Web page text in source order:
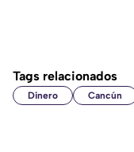
Tags relacionados
Dinero Cancún